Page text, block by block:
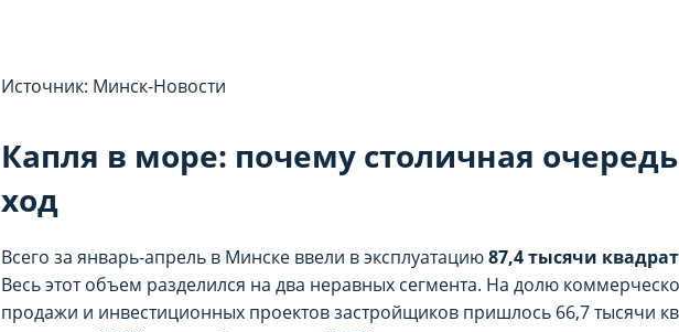
Источник: Минск-Новости
Капля в море: почему столичная
ход
Всего за январь-апрель в Минске ввели в эксплуатацию87,4 тысячи
Весь этот объем разделился на два неравных сегмента. На долю
продажи и инвестиционных проектов застройщиков пришлось 66,7 тысячи